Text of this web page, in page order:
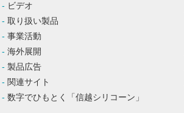
ビデオ
取り扱い製品
事業活動
海外展開
製品広告
関連サイト
数字でひもとく「信越シリコーン」